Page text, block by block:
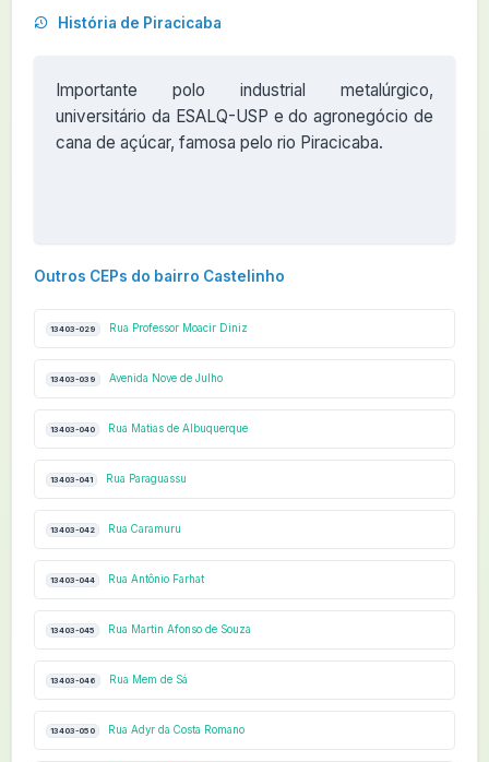
História de Piracicaba
Importante polo industrial metalúrgico,
universitário da ESALQ-USP e do agronegócio de
cana de açúcar, famosa pelo rio Piracicaba.
Outros CEPs do bairro Castelinho
13403-029 Rua Professor Moacir Diniz
13403-039 Avenida Nove de Julho
13403-040 Rua Matias de Albuquerque
13403-041 Rua Paraguassu
13403-042 Rua Caramuru
13403-044 Rua Antônio Farhat
13403-045 Rua Martin Afonso de Souza
13403-046 Rua Mem de Sá
13403-050 Rua Adyr da Costa Romano